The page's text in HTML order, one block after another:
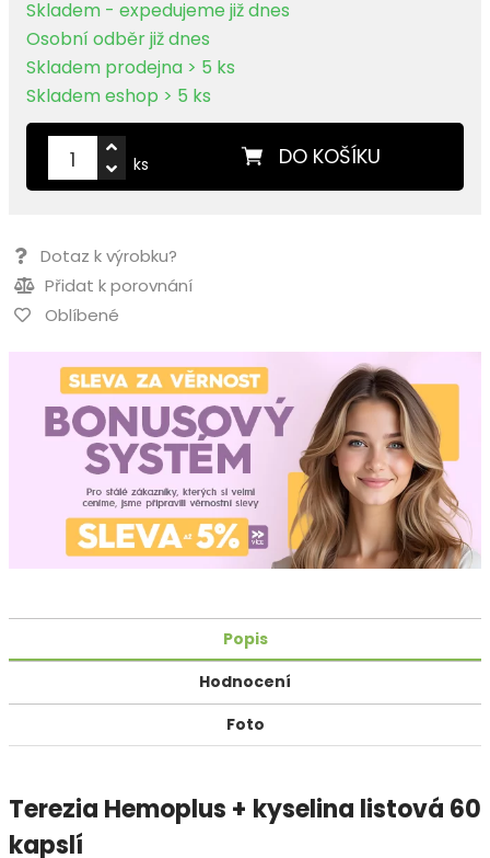
Skladem - expedujeme již dnes
Osobní odběr již dnes
Skladem prodejna > 5 ks
Skladem eshop > 5 ks
DO KOŠÍKU
ks
Dotaz k výrobku?
Přidat k porovnání
Oblíbené
Popis
Hodnocení
Foto
Terezia Hemoplus + kyselina listová 60
kapslí